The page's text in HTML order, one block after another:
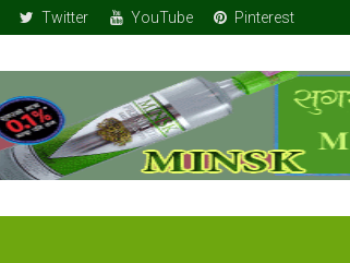
Twitter YouTube Pinterest